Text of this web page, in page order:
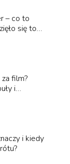
– co to
się to
film?
i
i kiedy